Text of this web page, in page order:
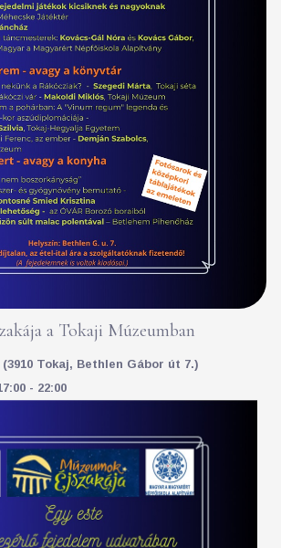
a Tokaji Múzeumban
Tokaj, Bethlen Gábor út 7.)
- 22:00